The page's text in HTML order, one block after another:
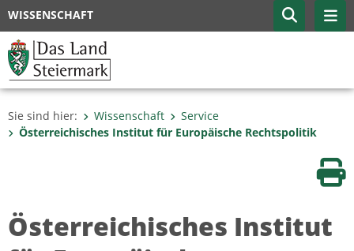
WISSENSCHAFT
Sie sind hier: Wissenschaft
Service
Österreichisches Institut für Europäische Rechtspolitik
Österreichisches Institut